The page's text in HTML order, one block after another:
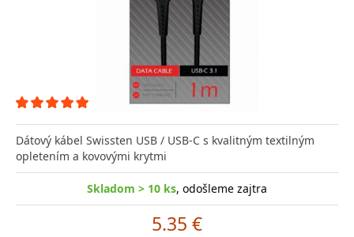
Dátový kábel Swissten USB / USB-C s kvalitným textilným
opletením a kovovými krytmi
Skladom > 10 ks, odošleme zajtra
5.35 €